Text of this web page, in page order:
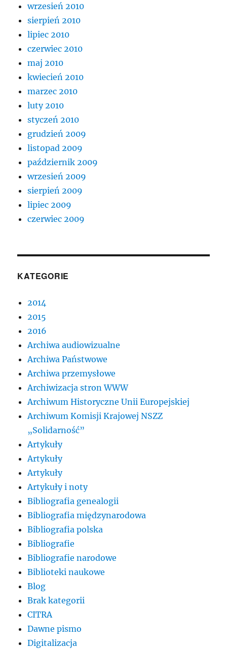
wrzesień 2010
sierpień 2010
lipiec 2010
czerwiec 2010
maj 2010
kwiecień 2010
marzec 2010
luty 2010
styczeń 2010
grudzień 2009
listopad 2009
październik 2009
wrzesień 2009
sierpień 2009
lipiec 2009
czerwiec 2009
KATEGORIE
2014
2015
2016
Archiwa audiowizualne
Archiwa Państwowe
Archiwa przemysłowe
Archiwizacja stron WWW
Archiwum Historyczne Unii Europejskiej
Archiwum Komisji Krajowej NSZZ
„Solidarność”
Artykuły
Artykuły
Artykuły
Artykuły i noty
Bibliografia genealogii
Bibliografia międzynarodowa
Bibliografia polska
Bibliografie
Bibliografie narodowe
Biblioteki naukowe
Blog
Brak kategorii
CITRA
Dawne pismo
Digitalizacja